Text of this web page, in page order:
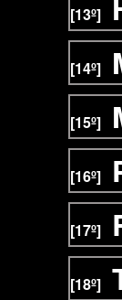
[13º]
[14º]
[15º]
[16º]
[17º]
[18º]